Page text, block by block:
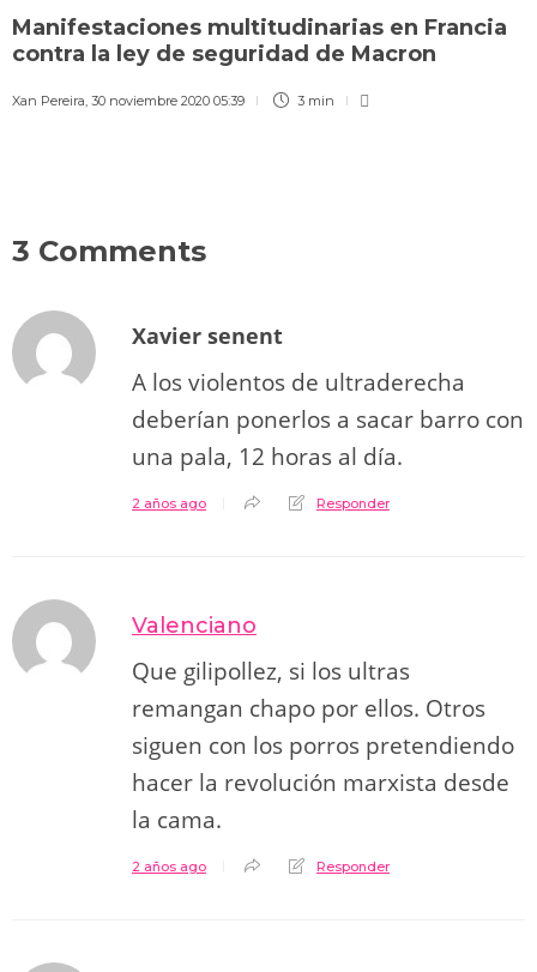
Manifestaciones multitudinarias en Francia
contra la ley de seguridad de Macron
Xan Pereira, 30 noviembre 2020 05:39 3 min
3 Comments
Xavier senent
A los violentos de ultraderecha
deberían ponerlos a sacar barro con
una pala, 12 horas al día.
2 años ago Responder
Valenciano
Que gilipollez, si los ultras
remangan chapo por ellos. Otros
siguen con los porros pretendiendo
hacer la revolución marxista desde
la cama.
2 años ago Responder